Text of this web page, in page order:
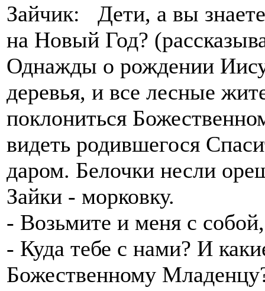
Зайчик: Дети, а вы
на Новый Год?
Однажды о рождении
деревья, и все лесные
поклониться
видеть родившегося
даром. Белочки несли
Зайки - морковку.
- Возьмите и меня с
- Куда тебе с нами? И
Божественному